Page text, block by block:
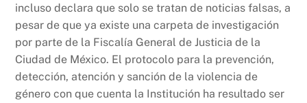
incluso declara que solo se tratan de noticias falsas, a
pesar de que ya existe una carpeta de investigación
por parte de la Fiscalía General de Justicia de la
Ciudad de México. El protocolo para la prevención,
detección, atención y sanción de la violencia de
género con que cuenta la Institución ha resultado ser